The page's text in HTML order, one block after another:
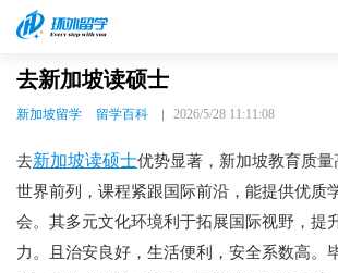
去新加坡读硕士
新加坡留学 留学百科 2026/5/28 11:11:08
去新加坡读硕士优势显著，新加坡教育质量
世界前列，课程紧跟国际前沿，能提供优质
会。其多元文化环境利于拓展国际视野，提
力。且治安良好，生活便利，安全系数高。